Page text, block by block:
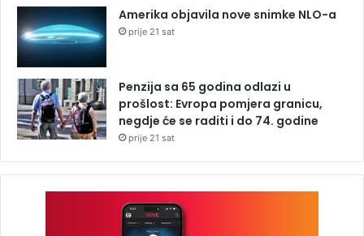
Amerika objavila nove snimke NLO-a
prije 21 sat
Penzija sa 65 godina odlazi u
prošlost: Evropa pomjera granicu,
negdje će se raditi i do 74. godine
prije 21 sat